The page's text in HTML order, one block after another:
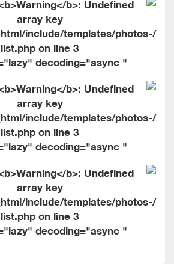
include/templates/photos-
list.php on line3
" loading="lazy" decoding="async">
include/templates/photos-
list.php on line3
" loading="lazy" decoding="async">
include/templates/photos-
list.php on line3
" loading="lazy" decoding="async">